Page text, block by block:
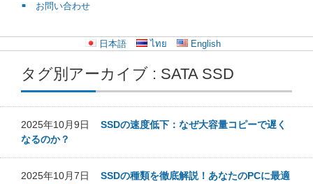
お問い合わせ
日本語 ไทย English
タグ別アーカイブ : SATA SSD
2025年10月9日 SSDの速度低下：なぜ大容量コピーで遅く
なるのか？
2025年10月7日 SSDの種類を徹底解説！あなたのPCに最適